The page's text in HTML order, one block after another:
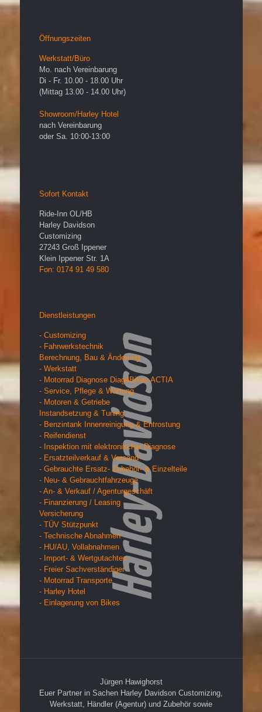
Öffnungszeiten
Werkstatt/Büro
Mo. nach Vereinbarung
Di - Fr. 10.00 - 18.00 Uhr
(Mittag 13.00 - 14.00 Uhr)
Showroom/Harley Hotel
nach Vereinbarung
oder Sa. 10:00-13:00
Sofort Kontakt
Ride-Inn OL/HB
Harley Davidson
Customizing
27243 Groß Ippener
Klein Ippener Str. 1A
Fon: 0174 91 49 580
Dienstleistungen
- Customizing
- Fahrwerkstechnik
Berechnung, Bau & Änderung
- Werkstatt
- Motorrad Diagnose Diag4Bikes ACTIA
- Service, Pflege & Wartung
- Motoren & Getriebe
Instandsetzung & Tuning
- Benzintank Innenreinigung & Entrostung
- Reifendienst
- Inspektion mit elektronischer Diagnose
- Ersatzteilverkauf & Versand
- Gebrauchte Ersatz- Zubehör- & Einzelteile
- Neu- & Gebrauchtfahrzeuge
- An- & Verkauf / Agenturgeschäft
- Finanzierung / Leasing
Versicherung
- TÜV Stützpunkt
- Technische Abnahmen
- HU/AU, Vollabnahmen
- Import- & Wertgutachten
- Freier Sachverständiger
- Motorrad Transporte
- Harley Hotel
- Einlagerung von Bikes
Jürgen Hawighorst
Euer Partner in Sachen Harley Davidson Customizing,
Werkstatt, Händler (Agentur) und Zubehör sowie